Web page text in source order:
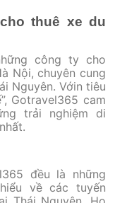
thuê xe du
công ty cho
Nội, chuyên cung
Nguyên. Vớin tiêu
Gotravel365 cam
trải nghiệm di
đều là những
về các tuyến